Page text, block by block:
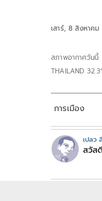
เสาร์, 8 สิงหาค
สภาพอากาศวันนี้
THAILAND
การเมือง
เปลว
สวัส